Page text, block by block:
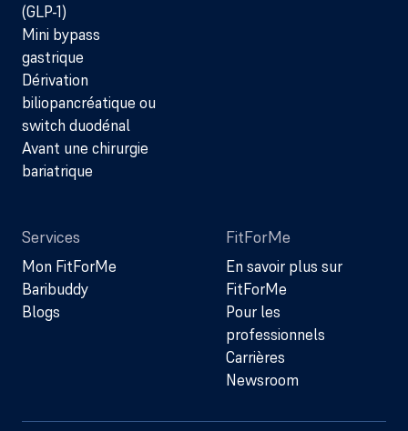
(GLP-1)
Mini bypass
gastrique
Dérivation
biliopancréatique ou
switch duodénal
Avant une chirurgie
bariatrique
Services
Mon FitForMe
Baribuddy
Blogs
FitForMe
En savoir plus sur
FitForMe
Pour les
professionnels
Carrières
Newsroom